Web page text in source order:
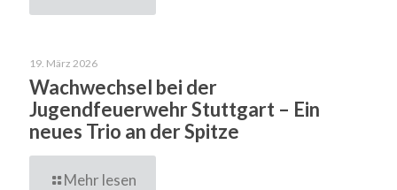
19. März 2026
Wachwechsel bei der
Jugendfeuerwehr Stuttgart – Ein
neues Trio an der Spitze
Mehr lesen